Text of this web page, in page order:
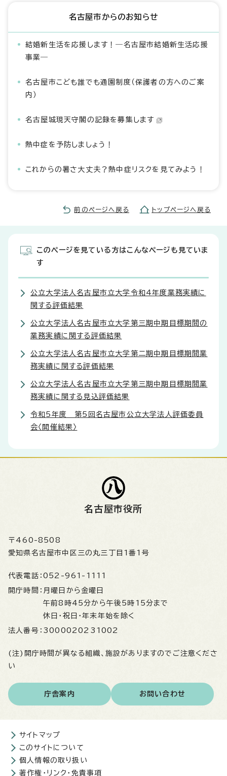
名古屋市からのお知らせ
結婚新生活を応援します！―名古屋市結婚新生活応援
事業―
名古屋市こども誰でも通園制度（保護者の方へのご案
内）
名古屋城現天守閣の記録を募集します
熱中症を予防しましょう！
これからの暑さ大丈夫？熱中症リスクを見てみよう！
前のページへ戻る トップページへ戻る
このページを見ている方はこんなページも見ていま
す
公立大学法人名古屋市立大学令和4年度業務実績に
関する評価結果
公立大学法人名古屋市立大学第三期中期目標期間の
業務実績に関する評価結果
公立大学法人名古屋市立大学第二期中期目標期間業
務実績に関する評価結果
公立大学法人名古屋市立大学第三期中期目標期間業
務実績に関する見込評価結果
令和5年度 第5回名古屋市公立大学法人評価委員
会〈開催結果〉
名古屋市役所
〒460-8508
愛知県名古屋市中区三の丸三丁目1番1号
代表電話： 052-961-1111
開庁時間： 月曜日から金曜日
午前8時45分から午後5時15分まで
休日・祝日・年末年始を除く
法人番号： 3000020231002
(注)開庁時間が異なる組織、施設がありますのでご注意くださ
い
庁舎案内 お問い合わせ
サイトマップ
このサイトについて
個人情報の取り扱い
著作権・リンク・免責事項